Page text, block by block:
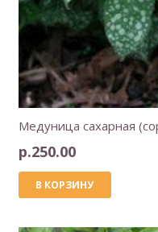
Медуница сахарная
р.250.00
В КОРЗИНУ